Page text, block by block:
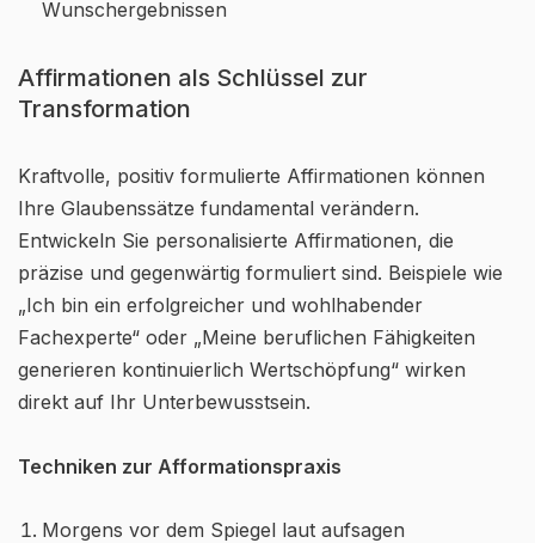
Wunschergebnissen
Affirmationen als Schlüssel zur
Transformation
Kraftvolle, positiv formulierte Affirmationen können
Ihre Glaubenssätze fundamental verändern.
Entwickeln Sie personalisierte Affirmationen, die
präzise und gegenwärtig formuliert sind. Beispiele wie
„Ich bin ein erfolgreicher und wohlhabender
Fachexperte“ oder „Meine beruflichen Fähigkeiten
generieren kontinuierlich Wertschöpfung“ wirken
direkt auf Ihr Unterbewusstsein.
Techniken zur Afformationspraxis
Morgens vor dem Spiegel laut aufsagen